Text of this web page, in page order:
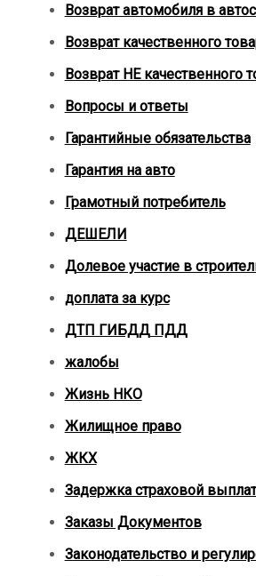
Возврат автомобиля в
Возврат кaчественного
Возврат НЕ качественного
Вопросы и ответы
Гарантийные обязательства
Гарантия на авто
Грамотный потребитель
ДЕШЕЛИ
Долевое участие в
доплата за курс
ДТП ГИБДД ПДД
жалобы
Жизнь НКО
Жилищное право
ЖКХ
Задержка страховой
Заказы Документов
Законодательство и